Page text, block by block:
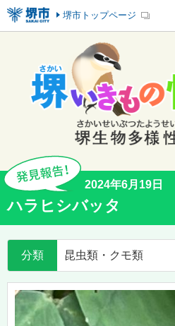
堺市トップページ
2024年6月19日
ハラヒシバッタ
分類 昆虫類・クモ類